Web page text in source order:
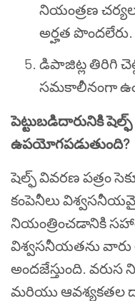
నియంత్రణ
అర్హత పొందలేరు.
డిపాజిట్ల తిరిగి
సమకాలీనంగా
పెట్టుబడిదారునికి
ఉపయోగపడుతుంది?
షెల్ఫ్ వివరణ పత్రం
కంపెనీలు
నియంత్రించడానికి
విశ్వసనీయతను వారు
అందజేస్తుంది.
మరియు ఆవశ్యకతల